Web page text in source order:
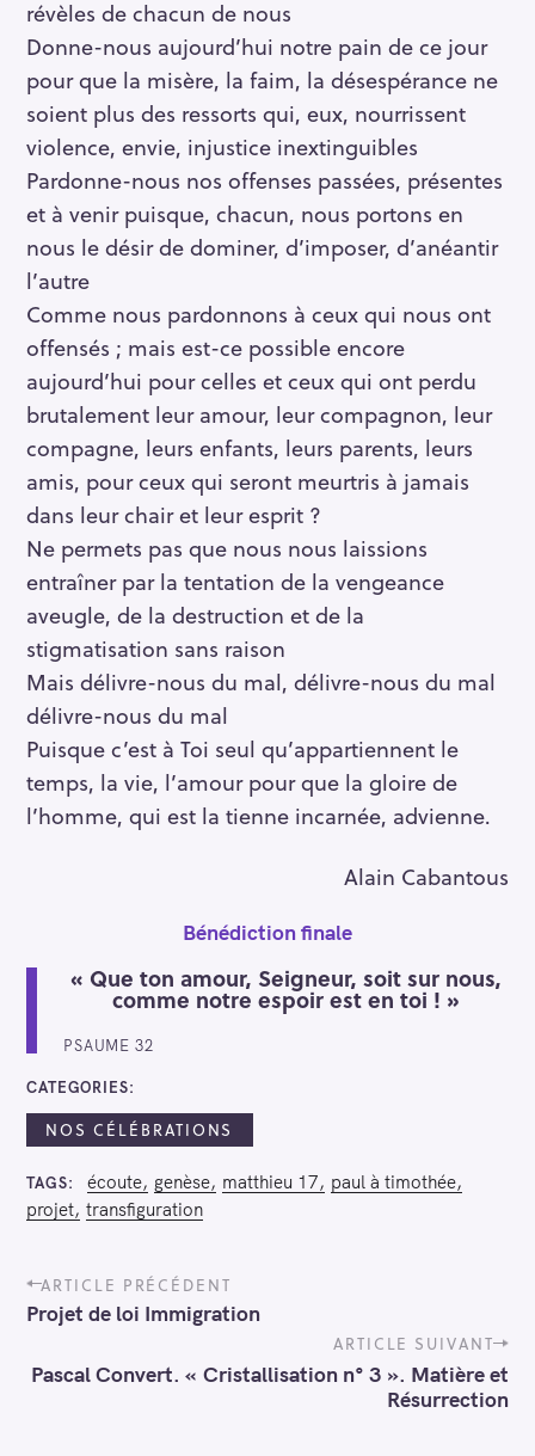
révèles de chacun de nous
Donne-nous aujourd’hui notre pain de ce jour
pour que la misère, la faim, la désespérance ne
soient plus des ressorts qui, eux, nourrissent
violence, envie, injustice inextinguibles
Pardonne-nous nos offenses passées, présentes
et à venir puisque, chacun, nous portons en
nous le désir de dominer, d’imposer, d’anéantir
l’autre
Comme nous pardonnons à ceux qui nous ont
offensés ; mais est-ce possible encore
aujourd’hui pour celles et ceux qui ont perdu
brutalement leur amour, leur compagnon, leur
compagne, leurs enfants, leurs parents, leurs
amis, pour ceux qui seront meurtris à jamais
dans leur chair et leur esprit ?
Ne permets pas que nous nous laissions
entraîner par la tentation de la vengeance
aveugle, de la destruction et de la
stigmatisation sans raison
Mais délivre-nous du mal, délivre-nous du mal
délivre-nous du mal
Puisque c’est à Toi seul qu’appartiennent le
temps, la vie, l’amour pour que la gloire de
l’homme, qui est la tienne incarnée, advienne.
Alain Cabantous
Bénédiction finale
« Que ton amour, Seigneur, soit sur nous,
comme notre espoir est en toi ! »
PSAUME 32
CATEGORIES
NOS CÉLÉBRATIONS
TAGS écoute genèse matthieu 17
paul à timothée
projet transfiguration
P
o
s
n
ARTICLE PRÉCÉDENT
Projet de loi Immigration
ARTICLE SUIVANT
Pascal Convert. « Cristallisation n° 3 ». Matière et
Résurrection